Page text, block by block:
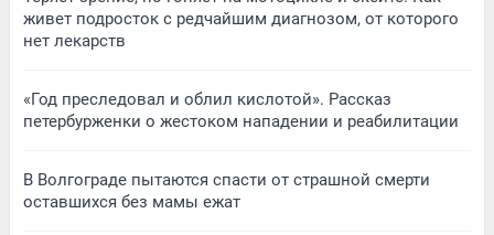
живет подросток с редчайшим диагнозом, от которого
нет лекарств
«Год преследовал и облил кислотой». Рассказ
петербурженки о жестоком нападении и реабилитации
В Волгограде пытаются спасти от страшной смерти
оставшихся без мамы ежат